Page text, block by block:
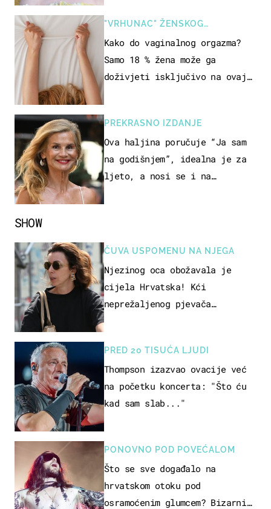
SHOW
ČUVA USPOMENU NA NJEGA
Njezinog oca obožavala je
cijela Hrvatska! Kći
neprežaljenog pjevača
PRED 20 TISUĆA LJUDI
Thompson izazvao ovacije već
na početku koncerta: "Što ću
kad sam slab..."
PONOVNO POD POVEĆALOM
Što se sve događalo na
hrvatskom otoku pod
osramoćenim glumcem? Bizarni
"VRHUNAC" ŽENSKOG
SEKSUALNOG ISKUSTVA
Kako do vaginalnog orgazma?
Samo 18 % žena može ga
doživjeti isključivo na ovaj
PREKRASNO IZDANJE
Ova haljina poručuje “Ja sam
na godišnjem”, idealna je za
ljeto, a nosi se i na